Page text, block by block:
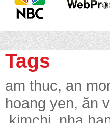
Tags
am thuc, an
hoang yen, ăn